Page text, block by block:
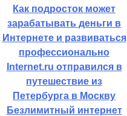
Как подросток может
зарабатывать деньги в
Интернете и развиваться
профессионально
Internet.ru отправился в
путешествие из
Петербурга в Москву
Безлимитный интернет